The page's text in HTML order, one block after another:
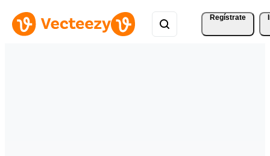
Regístrate